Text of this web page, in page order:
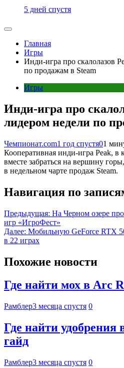
5 дней спустя
Главная
Игры
Инди-игра про скалолазов
по продажам в Steam
Игры
Инди-игра про
лидером недели по
Чемпионат.com1 год спустя01
Кооперативная инди-игра Peak, в
вместе забраться на вершину
в недельном чарте продаж Steam.
Навигация по
Предыдущая: На Черном озере
игр «ИгроФест»
Далее: Мобильную GeForce RTX
в 22 играх
Похожие новости
Где найти мох в Arc
Рамблер3 месяца спустя 0
Где найти удобрения
гайд
Рамблер3 месяца спустя 0